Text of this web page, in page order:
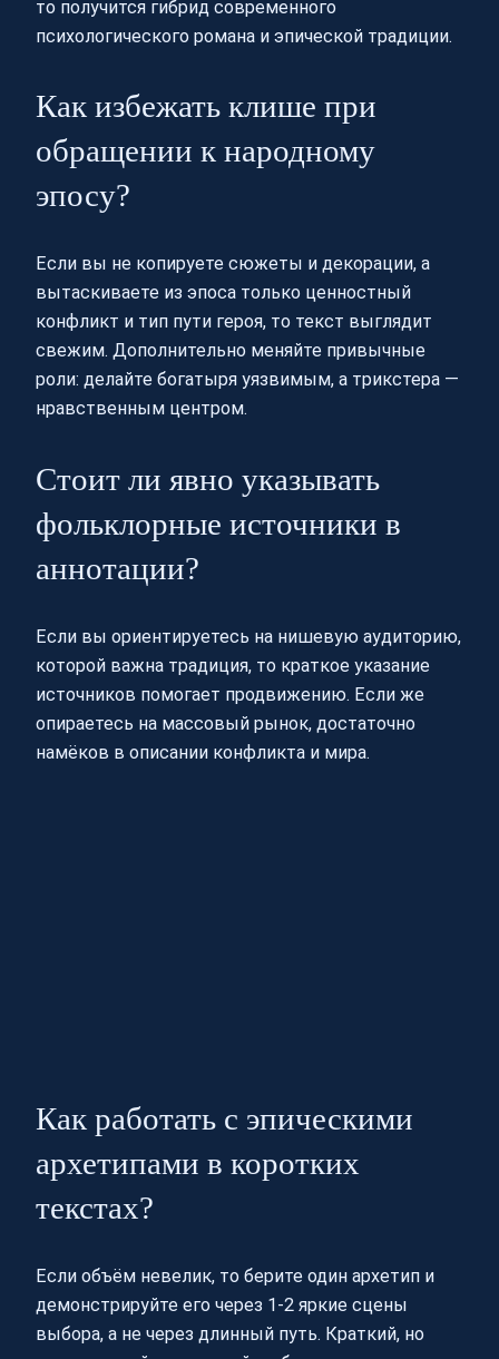
то получится гибрид современного
психологического романа и эпической традиции.
Как избежать клише при
обращении к народному
эпосу?
Если вы не копируете сюжеты и декорации, а
вытаскиваете из эпоса только ценностный
конфликт и тип пути героя, то текст выглядит
свежим. Дополнительно меняйте привычные
роли: делайте богатыря уязвимым, а трикстера —
нравственным центром.
Стоит ли явно указывать
фольклорные источники в
аннотации?
Если вы ориентируетесь на нишевую аудиторию,
которой важна традиция, то краткое указание
источников помогает продвижению. Если же
опираетесь на массовый рынок, достаточно
намёков в описании конфликта и мира.
Как работать с эпическими
архетипами в коротких
текстах?
Если объём невелик, то берите один архетип и
демонстрируйте его через 1-2 яркие сцены
выбора, а не через длинный путь. Краткий, но